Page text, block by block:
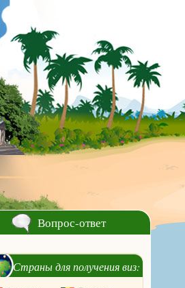
Вопрос-ответ
Страны для получения виз: